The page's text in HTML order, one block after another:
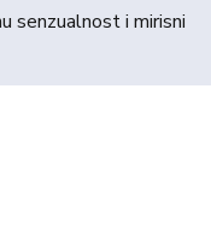
senzualnost i mirisni